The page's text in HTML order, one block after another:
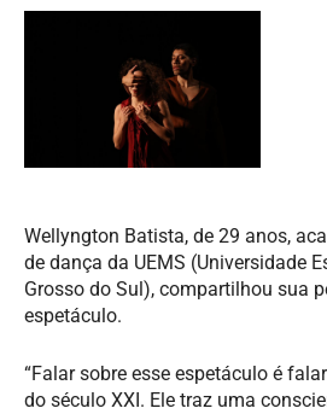
Wellyngton Batista, de 29 anos,
de dança da UEMS (Universidade
Grosso do Sul), compartilhou sua
espetáculo.
“Falar sobre esse espetáculo é
do século XXI. Ele traz uma